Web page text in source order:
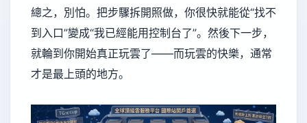
總之，別怕。把步驟拆開照做，你很快就能從“找不
到入口”變成“我已經能用控制台了”。然後下一步，
就輪到你開始真正玩雲了——而玩雲的快樂，通常
才是最上頭的地方。